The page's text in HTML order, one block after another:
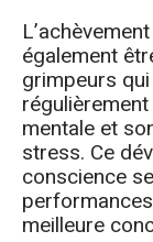
également
grimpeurs
mentale et
stress. Ce
conscience
meilleure